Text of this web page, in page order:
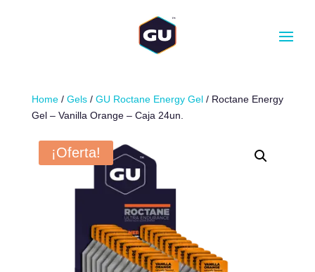
Home/ Gels/ GU Roctane Energy Gel/ Roctane Energy
Gel – Vanilla Orange – Caja 24un.
¡Oferta!